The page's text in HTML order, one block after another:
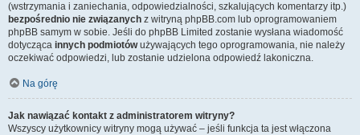
(wstrzymania i zaniechania, odpowiedzialności, szkalujących komentarzy itp.)
bezpośrednio nie związanych z witryną phpBB.com lub oprogramowaniem
phpBB samym w sobie. Jeśli do phpBB Limited zostanie wysłana wiadomość
dotycząca innych podmiotówużywających tego oprogramowania, nie należy
oczekiwać odpowiedzi, lub zostanie udzielona odpowiedź lakoniczna.
Na górę
Jak nawiązać kontakt z administratorem witryny?
Wszyscy użytkownicy witryny mogą używać – jeśli funkcja ta jest włączona